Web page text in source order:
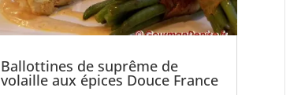
Ballottines de suprême de
volaille aux épices Douce France